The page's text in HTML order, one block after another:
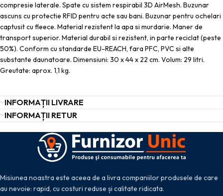
compresie laterale. Spate cu sistem respirabil 3D AirMesh. Buzunar
ascuns cu protectie RFID pentru acte sau bani. Buzunar pentru ochelari
captusit cu fleece. Material rezistent la apa si murdarie. Maner de
transport superior. Material durabil si rezistent, in parte reciclat (peste
50%). Conform cu standarde EU-REACH, fara PFC, PVC si alte
substante daunatoare. Dimensiuni: 30 x 44 x 22 cm. Volum: 29 litri.
Greutate: aprox. 1,1 kg.
INFORMAȚII LIVRARE
INFORMAȚII RETUR
Misiunea noastra este aceea de a livra companiilor produsele de care
au nevoie: rapid, cu costuri reduse și calitate ridicata.